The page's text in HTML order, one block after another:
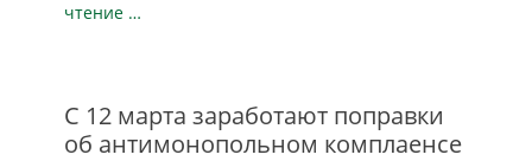
чтение …
С 12 марта заработают поправки
об антимонопольном комплаенсе